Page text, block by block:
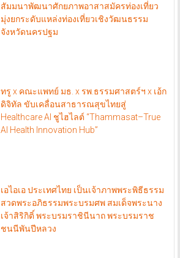
สัมมนาพัฒนาศักยภาพอาสาสมัครท่องเที่ยว
มุ่งยกระดับแหล่งท่องเที่ยวเชิงวัฒนธรรม
จังหวัดนครปฐม
ทรู x คณะแพทย์ มธ. x รพ.ธรรมศาสตร์ฯ x เอ้ก
ดิจิทัล ขับเคลื่อนสาธารณสุขไทยสู่
Healthcare AI ชูไฮไลต์ “Thammasat–True
AI Health Innovation Hub”
เอไอเอ ประเทศไทย เป็นเจ้าภาพพระพิธีธรรม
สวดพระอภิธรรมพระบรมศพ สมเด็จพระนาง
เจ้าสิริกิติ์ พระบรมราชินีนาถ พระบรมราช
ชนนีพันปีหลวง